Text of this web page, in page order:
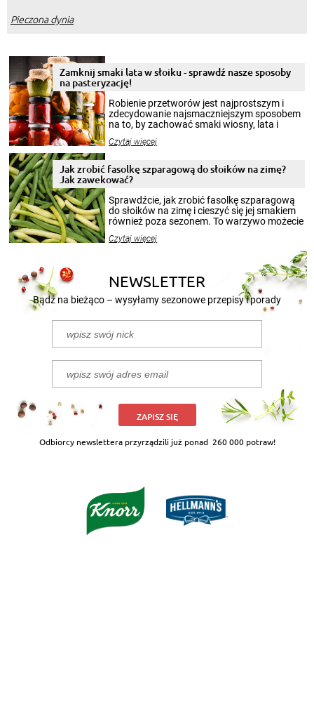
Pieczona dynia
Zamknij smaki lata w słoiku - sprawdź nasze sposoby
na pasteryzację!
Robienie przetworów jest najprostszym i
zdecydowanie najsmaczniejszym sposobem
na to, by zachować smaki wiosny, lata i
jesieni na dłużej. Można robić setki zdjęć
krajobrazów, by cieszyć nimi oko w sezonie
pełni poczuć atmosferę cieplejszych
miesięcy. Przygotowanie słoików ze
smakowitą zawartością musi obejmować
patenty, które pozwolą zachować świeżość
przetworów.
Czytaj więcej
Jak zrobić fasolkę szparagową do słoików na zimę?
Jak zawekować?
Sprawdźcie, jak zrobić fasolkę szparagową
do słoików na zimę i cieszyć się jej smakiem
również poza sezonem. To warzywo możecie
wekować na wiele sposobów. Wykorzystajcie
nasze propozycje!
Czytaj więcej
NEWSLETTER
Bądź na bieżąco – wysyłamy sezonowe przepisy i porady
ZAPISZ SIĘ
Odbiorcy newslettera przyrządzili już ponad 260 000 potraw!